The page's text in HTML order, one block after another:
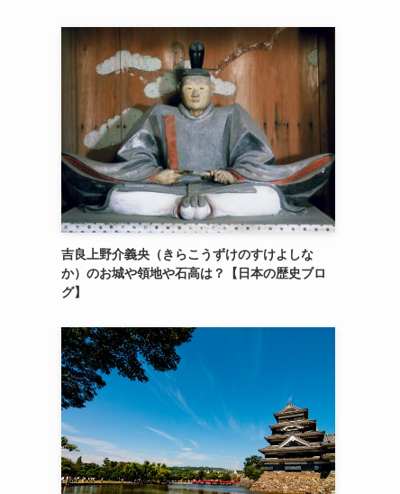
吉良上野介義央（きらこうずけのすけよしな
か）のお城や領地や石高は？【日本の歴史ブロ
グ】